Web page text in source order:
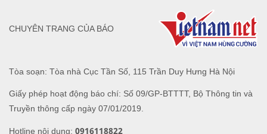
Tòa soạn: Tòa nhà Cục Tần Số, 115 Trần Duy Hưng Hà Nội
Giấy phép hoạt động báo chí: Số 09/GP-BTTTT, Bộ Thông tin và
Truyền thông cấp ngày 07/01/2019.
Hotline nội dung: 0916118822
CHUYÊN TRANG CỦA BÁO